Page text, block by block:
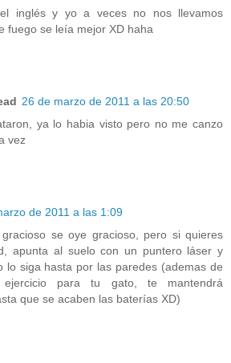
inglés y yo a veces no nos llevamos
fuego se leía mejor XD haha
26 de marzo de 2011 a las 20:50
ya lo habia visto pero no me canzo
vez
de 2011 a las 1:09
se oye gracioso, pero si quieres
apunta al suelo con un puntero láser y
lo siga hasta por las paredes (ademas de
para tu gato, te mantendrá
que se acaben las baterías XD)